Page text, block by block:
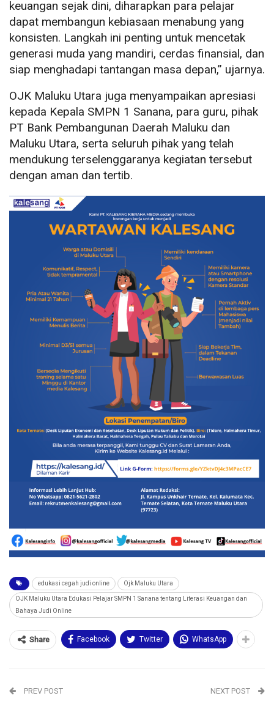
keuangan sejak dini, diharapkan para pelajar
dapat membangun kebiasaan menabung yang
konsisten. Langkah ini penting untuk mencetak
generasi muda yang mandiri, cerdas finansial, dan
siap menghadapi tantangan masa depan,” ujarnya.
OJK Maluku Utara juga menyampaikan apresiasi
kepada Kepala SMPN 1 Sanana, para guru, pihak
PT Bank Pembangunan Daerah Maluku dan
Maluku Utara, serta seluruh pihak yang telah
mendukung terselenggaranya kegiatan tersebut
dengan aman dan tertib.
edukasi cegah judi online Ojk Maluku Utara
OJK Maluku Utara Edukasi Pelajar SMPN 1 Sanana tentang Literasi Keuangan dan
Bahaya Judi Online
Share Facebook Twitter WhatsApp
PREV POST NEXT POST